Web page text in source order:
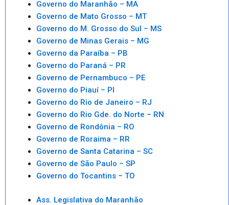
Governo do Maranhão – MA
Governo de Mato Grosso – MT
Governo do M. Grosso do Sul – MS
Governo de Minas Gerais – MG
Governo da Paraíba – PB
Governo do Paraná – PR
Governo de Pernambuco – PE
Governo do Piauí – PI
Governo do Rio de Janeiro – RJ
Governo do Rio Gde. do Norte – RN
Governo de Rondônia – RO
Governo de Roraima – RR
Governo de Santa Catarina – SC
Governo de São Paulo – SP
Governo do Tocantins – TO
Ass. Legislativa do Maranhão